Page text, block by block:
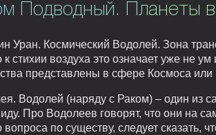
Подводный. Планеты в
Уран. Космический Водолей. Зона
к стихии воздуха это означает уже не
представлены в сфере Космоса
Водолей (наряду с Раком) – один из
Про Водолеев говорят, что они на
вопроса по существу, следует